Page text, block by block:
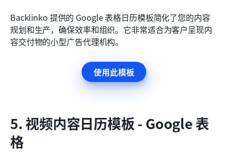
Backlinko 提供的 Google 表格日历模板简化了您的内容
规划和生产，确保效率和组织。它非常适合为客户呈现内
容交付物的小型广告代理机构。
使用此模板
5. 视频内容日历模板 - Google 表
格